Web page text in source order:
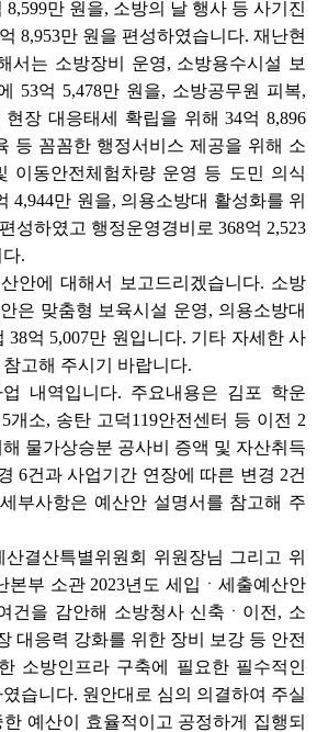
8,599만 원을, 소방의 날 행사 등 사기진
8,953만 원을 편성하였습니다. 재난현
서는 소방장비 운영, 소방용수시설 보
53억 5,478만 원을, 소방공무원 피복,
장 대응태세 확립을 위해 34억 8,896
등 꼼꼼한 행정서비스 제공을 위해 소
이동안전체험차량 운영 등 도민 의식
4,944만 원을, 의용소방대 활성화를 위
성하였고 행정운영경비로 368억 2,523
.
안에 대해서 보고드리겠습니다. 소방
은 맞춤형 보육시설 운영, 의용소방대
38억 5,007만 원입니다. 기타 자세한 사
고해 주시기 바랍니다.
업 내역입니다. 주요내용은 김포 학운
개소, 송탄 고덕119안전센터 등 이전 2
물가상승분 공사비 증액 및 자산취득
6건과 사업기간 연장에 따른 변경 2건
부사항은 예산안 설명서를 참고해 주
결산특별위원회 위원장님 그리고 위
본부 소관 2023년도 세입ㆍ세출예산안
건을 감안해 소방청사 신축ㆍ이전, 소
대응력 강화를 위한 장비 보강 등 안전
소방인프라 구축에 필요한 필수적인
습니다. 원안대로 심의 의결하여 주실
예산이 효율적이고 공정하게 집행되